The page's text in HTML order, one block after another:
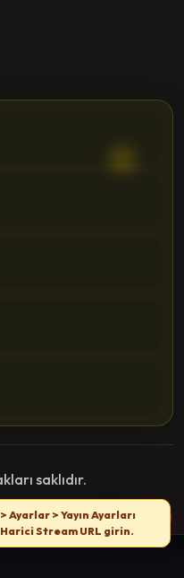
saklıdır.
İletişim
Ayarlar > Yayın Ayarları
Stream URL girin.